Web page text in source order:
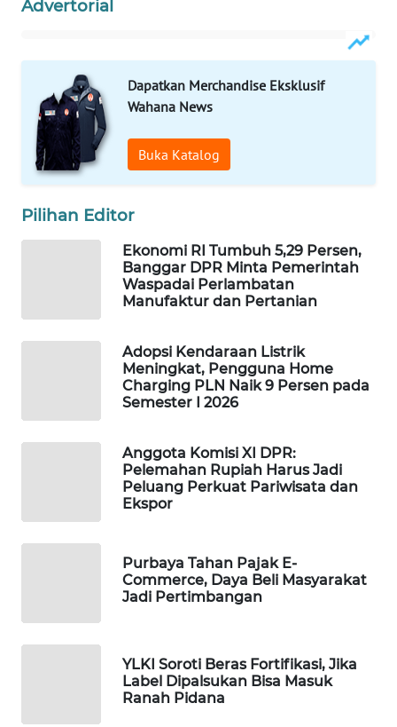
Advertorial
Dapatkan Merchandise Eksklusif
Wahana News
Buka Katalog
Pilihan Editor
Ekonomi RI Tumbuh 5,29 Persen,
Banggar DPR Minta Pemerintah
Waspadai Perlambatan
Manufaktur dan Pertanian
Adopsi Kendaraan Listrik
Meningkat, Pengguna Home
Charging PLN Naik 9 Persen pada
Semester I 2026
Anggota Komisi XI DPR:
Pelemahan Rupiah Harus Jadi
Peluang Perkuat Pariwisata dan
Ekspor
Purbaya Tahan Pajak E-
Commerce, Daya Beli Masyarakat
Jadi Pertimbangan
YLKI Soroti Beras Fortifikasi, Jika
Label Dipalsukan Bisa Masuk
Ranah Pidana
WAHANA
SELEB
WAHANA
PERSONA
WAHANA
MASYARAKAT
KELISTRIKAN